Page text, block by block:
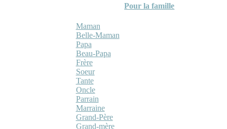
Pour la famille
Maman
Belle-Maman
Papa
Beau-Papa
Frère
Soeur
Tante
Oncle
Parrain
Marraine
Grand-Père
Grand-mère